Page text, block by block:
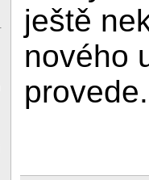
ještě
nového